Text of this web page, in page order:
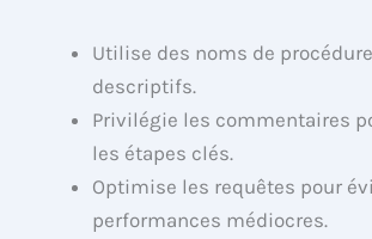
Utilise des noms de
descriptifs.
Privilégie les commentaires
les étapes clés.
Optimise les requêtes pour
performances médiocres.